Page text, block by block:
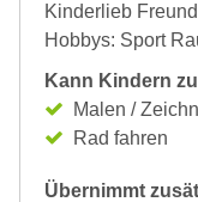
Kinderlieb
Hobbys: Sport
Kann Kindern
Malen /
Rad fahren
Übernimmt